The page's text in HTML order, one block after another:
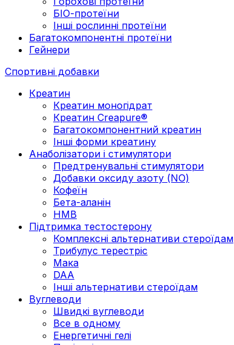
БІО-протеїни
Інші рослинні протеїни
Багатокомпонентні протеїни
Гейнери
Спортивні добавки
Креатин
Креатин моногідрат
Креатин Creapure®
Багатокомпонентний креатин
Інші форми креатину
Анаболізатори і стимулятори
Предтренувальні стимулятори
Добавки оксиду азоту (NO)
Кофеїн
Бета-аланін
HMB
Підтримка тестостерону
Комплексні альтернативи стероїдам
Трибулус терестріс
Мака
DAA
Інші альтернативи стероїдам
Вуглеводи
Швидкі вуглеводи
Все в одному
Енергетичні гелі